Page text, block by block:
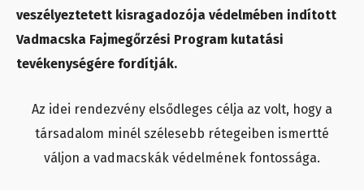
veszélyeztetett kisragadozója védelmében indított
Vadmacska Fajmegőrzési Program kutatási
tevékenységére fordítják.
Az idei rendezvény elsődleges célja az volt, hogy a
társadalom minél szélesebb rétegeiben ismertté
váljon a vadmacskák védelmének fontossága.